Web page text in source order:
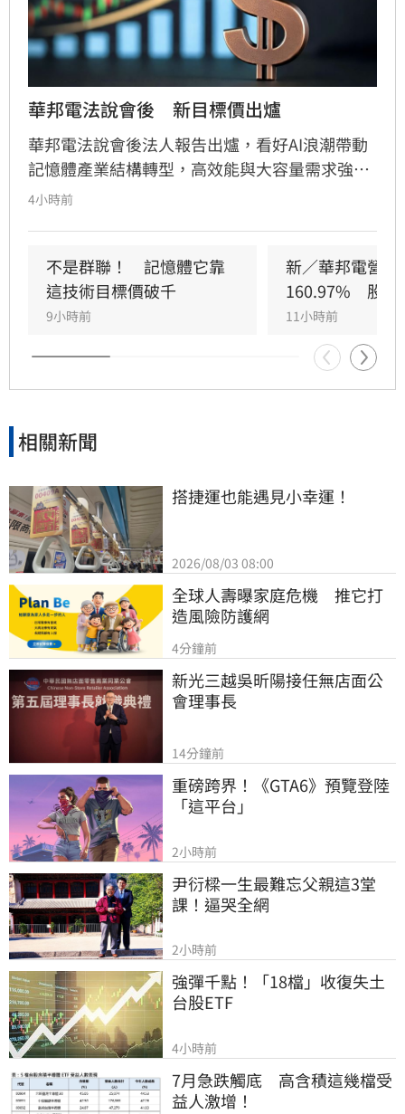
華邦電法說會後　新目標價出爐
華邦電法說會後法人報告出爐，看好AI浪潮帶動
記憶體產業結構轉型，高效能與大容量需求強
勁，推升DRAM與Flash報價持續走揚。華邦電第
擎，公司並大幅調升2026年資本支出至395億
元，全力衝刺高雄廠擴產與先進製程。法人分析
指出，隨AI需求爆發，2027年記憶體供需缺口將
擴大，華邦電中長線營運看俏，兩家本土券商分
別給予200元及275元目標價，市場對其獲利爆發
力寄予厚望。提醒投資人，投資股票具備風險，
4小時前
不是群聯！　記憶體它靠
這技術目標價破千
9小時前
新／華邦電營收
160.97%　股價
11小時前
相關新聞
搭捷運也能遇見小幸運！
2026/08/03 08:00
全球人壽曝家庭危機　推它打
造風險防護網
4分鐘前
新光三越吳昕陽接任無店面公
會理事長
14分鐘前
重磅跨界！《GTA6》預覽登陸
「這平台」
2小時前
尹衍樑一生最難忘父親這3堂
課！逼哭全網
2小時前
強彈千點！「18檔」收復失土
台股ETF
4小時前
7月急跌觸底　高含積這幾檔受
益人激增！